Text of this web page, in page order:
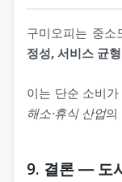
구미오피는 중소
정성, 서비스 균형
이는 단순 소비
해소·휴식 산업의
9. 결론 ― 도